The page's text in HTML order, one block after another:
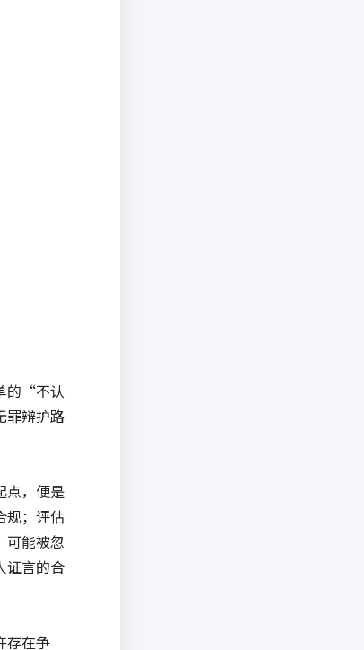
的“不认
罪辩护路
点，便是
规；评估
可能被忽
证言的合
存在争